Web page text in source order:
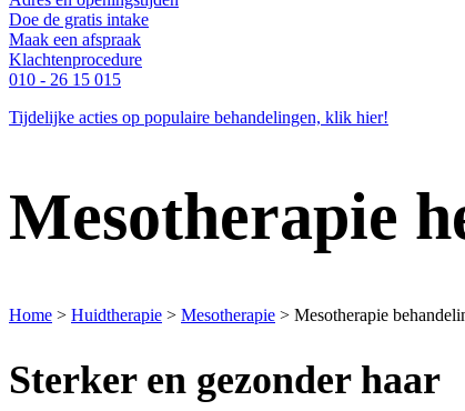
Doe de gratis intake
Maak een afspraak
Klachtenprocedure
010 - 26 15 015
Tijdelijke acties op populaire behandelingen, klik hier!
Mesotherapie
Home > Huidtherapie > Mesotherapie > Mesotherapie
Sterker en gezonder haar